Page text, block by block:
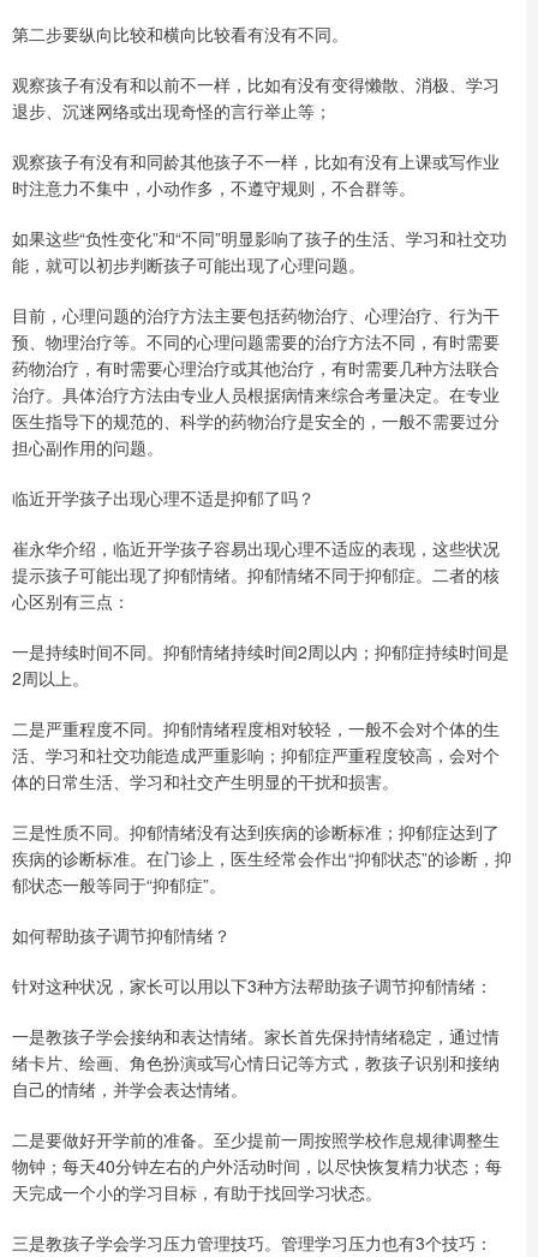
第二步要纵向比较和横向比较看有没有不同。
观察孩子有没有和以前不一样，比如有没有变得懒散、消极、学习
退步、沉迷网络或出现奇怪的言行举止等；
观察孩子有没有和同龄其他孩子不一样，比如有没有上课或写作业
时注意力不集中，小动作多，不遵守规则，不合群等。
如果这些“负性变化”和“不同”明显影响了孩子的生活、学习和社交功
能，就可以初步判断孩子可能出现了心理问题。
目前，心理问题的治疗方法主要包括药物治疗、心理治疗、行为干
预、物理治疗等。不同的心理问题需要的治疗方法不同，有时需要
药物治疗，有时需要心理治疗或其他治疗，有时需要几种方法联合
治疗。具体治疗方法由专业人员根据病情来综合考量决定。在专业
医生指导下的规范的、科学的药物治疗是安全的，一般不需要过分
担心副作用的问题。
临近开学孩子出现心理不适是抑郁了吗？
崔永华介绍，临近开学孩子容易出现心理不适应的表现，这些状况
提示孩子可能出现了抑郁情绪。抑郁情绪不同于抑郁症。二者的核
心区别有三点：
一是持续时间不同。抑郁情绪持续时间2周以内；抑郁症持续时间是
2周以上。
二是严重程度不同。抑郁情绪程度相对较轻，一般不会对个体的生
活、学习和社交功能造成严重影响；抑郁症严重程度较高，会对个
体的日常生活、学习和社交产生明显的干扰和损害。
三是性质不同。抑郁情绪没有达到疾病的诊断标准；抑郁症达到了
疾病的诊断标准。在门诊上，医生经常会作出“抑郁状态”的诊断，抑
郁状态一般等同于“抑郁症”。
如何帮助孩子调节抑郁情绪？
针对这种状况，家长可以用以下3种方法帮助孩子调节抑郁情绪：
一是教孩子学会接纳和表达情绪。家长首先保持情绪稳定，通过情
绪卡片、绘画、角色扮演或写心情日记等方式，教孩子识别和接纳
自己的情绪，并学会表达情绪。
二是要做好开学前的准备。至少提前一周按照学校作息规律调整生
物钟；每天40分钟左右的户外活动时间，以尽快恢复精力状态；每
天完成一个小的学习目标，有助于找回学习状态。
三是教孩子学会学习压力管理技巧。管理学习压力也有3个技巧：